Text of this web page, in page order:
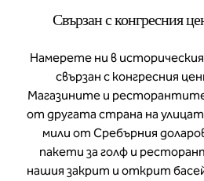
Свързан с конгресния
Намерете ни в
свързан с конгресния
Магазините и ресторантите
от другата страна на
мили от Сребърния
пакети за голф и
нашия закрит и открит